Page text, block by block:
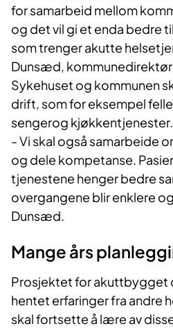
for samarbeid mellom
og det vil gi et enda bedre
som trenger akutte
Dunsæd, kommunedirektør
Sykehuset og kommunen
drift, som for eksempel
sengerog kjøkkentjenester.
- Vi skal også samarbeide
og dele kompetanse.
tjenestene henger bedre
overgangene blir enklere
Dunsæd.
Mange års
Prosjektet for akuttbygget
hentet erfaringer fra andre
skal fortsette å lære av